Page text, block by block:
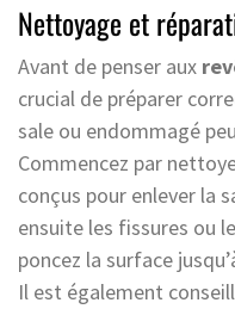
Nettoyage et
Avant de penser aux
crucial de préparer
sale ou endommagé
Commencez par
conçus pour enlever la
ensuite les fissures ou
poncez la surface
Il est également